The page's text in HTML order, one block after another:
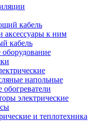
кабель
аксессуары к ним
кабель
напольные
электрические
и теплотехника